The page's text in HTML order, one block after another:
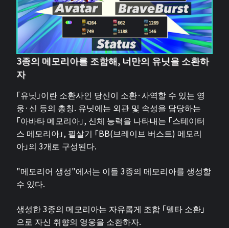
3종의 메모리아를 조합해, 너만의 유닛을 소환하
자
「유닛」이란 소환사인 당신이 소환·사역할 수 있는 영
웅·신 등의 총칭. 유닛에는 외관 및 속성을 담당하는
「아바타 메모리아」, 신체 능력을 나타내는 「스테이터
스 메모리아」, 필살기 「BB(브레이브 버스트) 메모리
아」의 3개로 구성된다.
"메모리어 생성"에서는 이들 3종의 메모리아를 생성할
수 있다.
생성한 3종의 메모리아는 자유롭게 조합 「델타 소환」
으로 자신 취향의 영웅을 소환하자.